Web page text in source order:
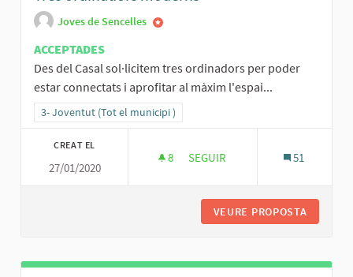
Joves de Sencelles
ACCEPTADES
Des del Casal sol·licitem tres ordinadors per poder
estar connectats i aprofitar al màxim l'espai...
Resultats al filtrar per la categoria: 3- Joventut (Tot el municipi )
3- Joventut (Tot el municipi )
CREAT EL
27/01/2020
8 8 SEGUIDORES
SEGUIR 51
VEURE PROPOSTA